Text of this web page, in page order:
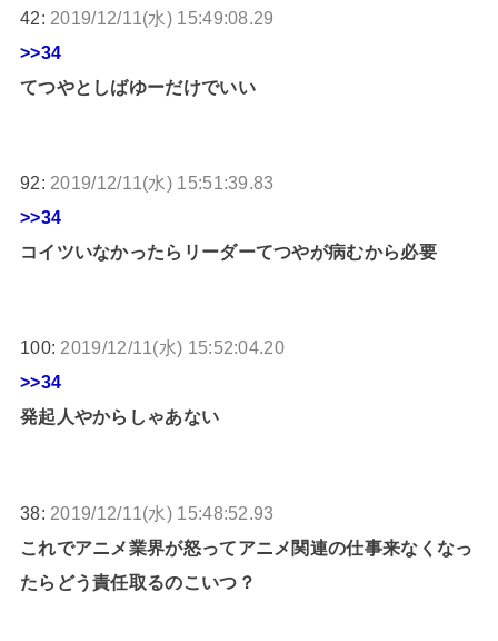
42: 2019/12/11(水) 15:49:08.29
>>34
てつやとしばゆーだけでいい
92: 2019/12/11(水) 15:51:39.83
>>34
コイツいなかったらリーダーてつやが病むから必要
100: 2019/12/11(水) 15:52:04.20
>>34
発起人やからしゃあない
38: 2019/12/11(水) 15:48:52.93
これでアニメ業界が怒ってアニメ関連の仕事来なくなっ
たらどう責任取るのこいつ？